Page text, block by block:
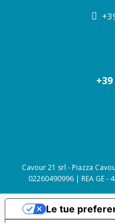
Cavour 21 srl - Piazza
02260490996 | REA GE -
Le tue